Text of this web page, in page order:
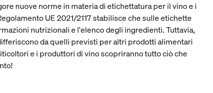
nuove norme in materia di etichettatura per il vino e i
UE 2021/2117 stabilisce che sulle etichette
nutrizionali e l'elenco degli ingredienti. Tuttavia,
da quelli previsti per altri prodotti alimentari
e i produttori di vino scopriranno tutto ciò che